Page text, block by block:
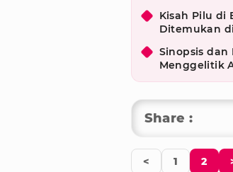
Kisah Pilu di
Ditemukan
Sinopsis dan
Menggelitik
Share :
< 1 2